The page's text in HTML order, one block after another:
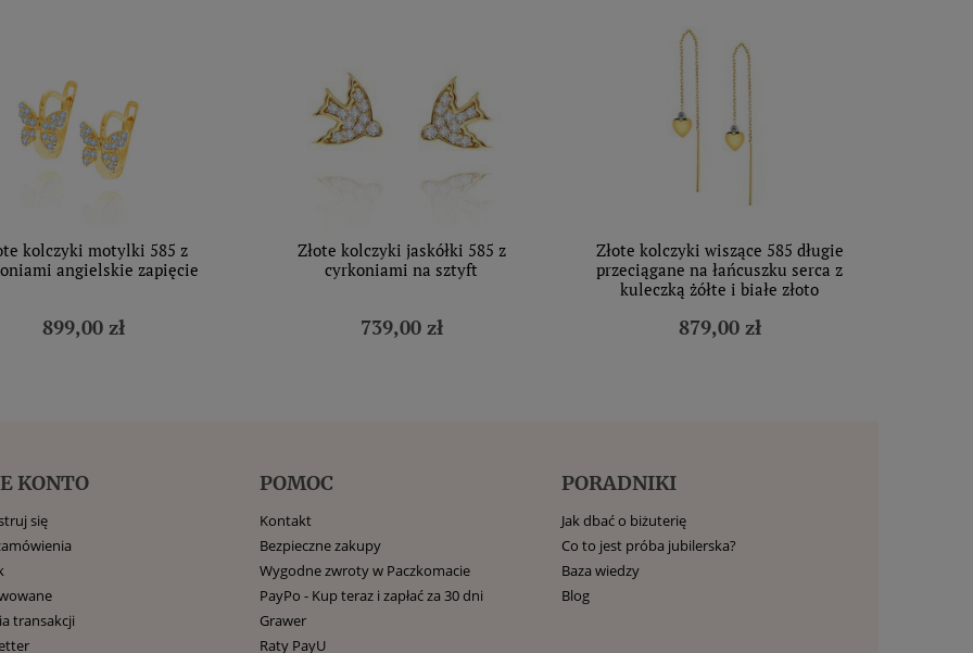
kolczyki motylki 585 z
angielskie zapięcie
899,00 zł
Złote kolczyki jaskółki 585 z
cyrkoniami na sztyft
739,00 zł
Złote kolczyki wiszące 585 długie
przeciągane na łańcuszku serca z
kuleczką żółte i białe złoto
879,00 zł
KONTO
się
transakcji
POMOC
Kontakt
Bezpieczne zakupy
Wygodne zwroty w Paczkomacie
PayPo - Kup teraz i zapłać za 30 dni
Grawer
Raty PayU
PORADNIKI
Jak dbać o biżuterię
Co to jest próba jubilerska?
Baza wiedzy
Blog